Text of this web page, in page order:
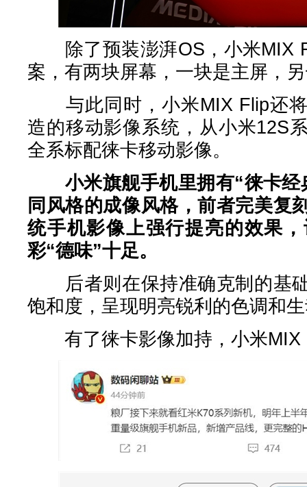
除了预装澎湃OS，小米MIX
案，有两块屏幕，一块是主屏，
与此同时，小米MIX Flip还将
造的移动影像系统，从小米12S
全系标配徕卡移动影像。
小米旗舰手机里拥有“徕卡
同风格的成像风格，前者完美复
统手机影像上强行提亮的效果
彩“德味”十足。
后者则在保持准确克制的基
饱和度，呈现明亮锐利的色调和
有了徕卡影像加持，小米MIX